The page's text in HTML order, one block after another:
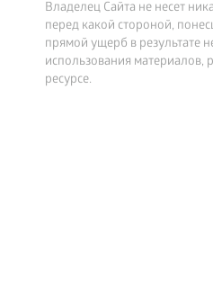
Владелец Сайта не несет
перед какой стороной,
прямой ущерб в результате
использования
ресурсе.